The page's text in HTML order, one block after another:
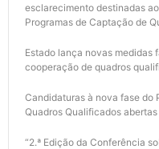
esclarecimento destinadas
Programas de Captação de
Estado lança novas medidas
cooperação de quadros
Candidaturas à nova fase do
Quadros Qualificados
“2.ª Edição da Conferência